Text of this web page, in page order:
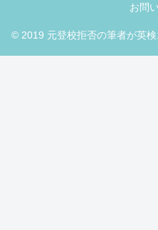
お問
© 2019 元登校拒否の筆者が英